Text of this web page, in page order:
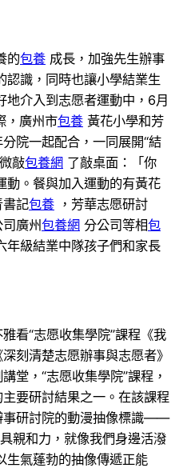
的包養 成長，加強先生辦事
認識，同時也讓小學結業生
地介入到志愿者運動中，6月
，廣州市包養 黃花小學和芳
院一起配合，一同展開“結
敲包養網 了敲桌面：「你
動。餐與加入運動的有黃花
書記包養 ，芳華志愿研討
廣州包養網 分公司等相包
年級結業中隊孩子們和家長
看“志愿收集學院”課程《我
刻清楚志愿辦事與志愿者》
堂，“志愿收集學院”課程，
要研討結果之一。在該課程
事研討院的動漫抽像標識——
親和力，就像我們身邊活潑
生氣蓬勃的抽像傳遞正能